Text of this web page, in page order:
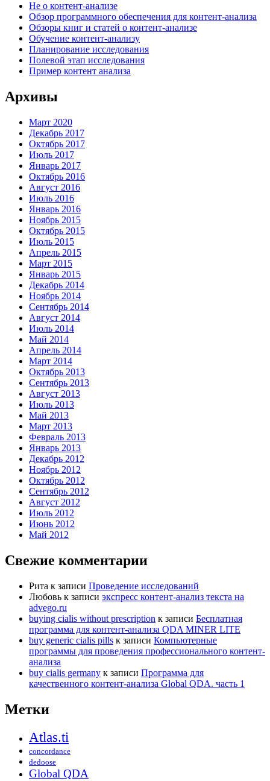
Не о контент-анализе
Обзор программного обеспечения для контент-анализа
Обзоры книг и статей о контент-анализе
Обучение контент-анализу
Планирование исследования
Полевой этап исследования
Пример контент анализа
Архивы
Март 2020
Декабрь 2017
Октябрь 2017
Июль 2017
Январь 2017
Октябрь 2016
Август 2016
Июль 2016
Январь 2016
Ноябрь 2015
Октябрь 2015
Июль 2015
Апрель 2015
Март 2015
Январь 2015
Декабрь 2014
Ноябрь 2014
Сентябрь 2014
Август 2014
Июль 2014
Май 2014
Апрель 2014
Март 2014
Октябрь 2013
Сентябрь 2013
Август 2013
Июль 2013
Май 2013
Март 2013
Февраль 2013
Январь 2013
Декабрь 2012
Ноябрь 2012
Октябрь 2012
Сентябрь 2012
Август 2012
Июль 2012
Июнь 2012
Май 2012
Свежие комментарии
Рита к записи Проведение исследований
Любовь к записи экспресс контент-анализ текста на
advego.ru
buying cialis without prescription к записи Бесплатная
программа для контент-анализа QDA MINER LITE
buy generic cialis pills к записи Компьютерные
программы для проведения профессионального контент-
анализа
buy cialis germany к записи Программа для
качественного контент-анализа Global QDA. часть 1
Метки
Atlas.ti
concordance
dedoose
Global QDA